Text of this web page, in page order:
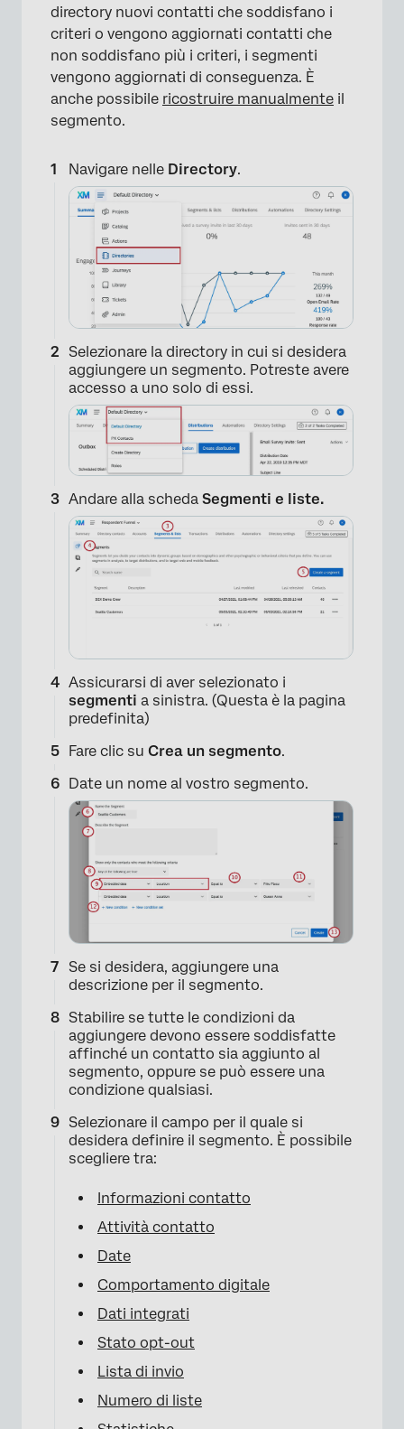
directory nuovi contatti che soddisfano i
criteri o vengono aggiornati contatti che
non soddisfano più i criteri, i segmenti
vengono aggiornati di conseguenza. È
anche possibile ricostruire manualmente il
segmento.
Navigare nelle Directory.
Selezionare la directory in cui si desidera
aggiungere un segmento. Potreste avere
accesso a uno solo di essi.
×
Andare alla scheda Segmenti e liste.
Assicurarsi di aver selezionato i
segmenti a sinistra. (Questa è la pagina
predefinita)
Fare clic su Crea un segmento.
Date un nome al vostro segmento.
Se si desidera, aggiungere una
descrizione per il segmento.
Stabilire se tutte le condizioni da
aggiungere devono essere soddisfatte
affinché un contatto sia aggiunto al
segmento, oppure se può essere una
condizione qualsiasi.
Selezionare il campo per il quale si
desidera definire il segmento. È possibile
scegliere tra:
Informazioni contatto
Attività contatto
Date
Comportamento digitale
Dati integrati
Stato opt-out
Lista di invio
Numero di liste